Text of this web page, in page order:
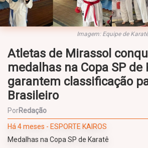
Imagem: Equipe de Karatê
Atletas de Mirassol
medalhas na Copa SP de
garantem classificação
Brasileiro
PorRedação
Há 4 meses - ESPORTE KAIROS
Medalhas na Copa SP de Karatê